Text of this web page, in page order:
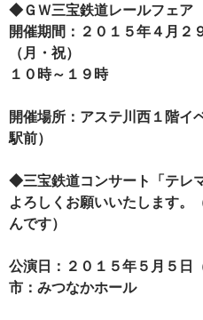
◆ＧＷ三宝鉄道レールフェア
開催期間：２０１５年４月２
（月・祝）
１０時～１９時
開催場所：アステ川西１階イ
駅前）
◆三宝鉄道コンサート「テレ
よろしくお願いいたします。
んです）
公演日：２０１５年５月５
市：みつなかホール